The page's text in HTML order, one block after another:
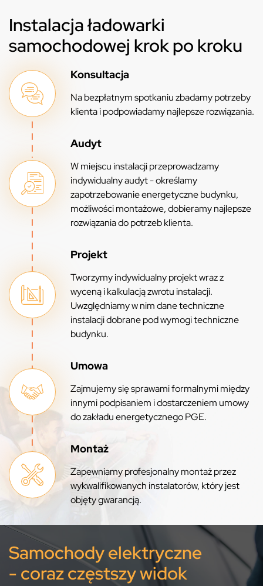
Instalacja ładowarki
samochodowej krok po kroku
Konsultacja
Na bezpłatnym spotkaniu zbadamy potrzeby
klienta i podpowiadamy najlepsze rozwiązania.
Audyt
W miejscu instalacji przeprowadzamy
indywidualny audyt - określamy
zapotrzebowanie energetyczne budynku,
możliwości montażowe, dobieramy najlepsze
rozwiązania do potrzeb klienta.
Projekt
Tworzymy indywidualny projekt wraz z
wyceną i kalkulacją zwrotu instalacji.
Uwzględniamy w nim dane techniczne
instalacji dobrane pod wymogi techniczne
budynku.
Umowa
Zajmujemy się sprawami formalnymi między
innymi podpisaniem i dostarczeniem umowy
do zakładu energetycznego PGE.
Montaż
Zapewniamy profesjonalny montaż przez
wykwalifikowanych instalatorów, który jest
objęty gwarancją.
Samochody elektryczne
- coraz częstszy widok